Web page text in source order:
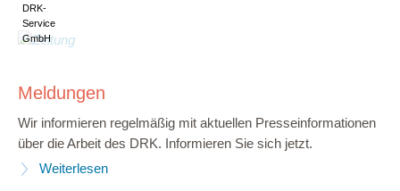
DRK-
Service
GmbH
Meldungen
Wir informieren regelmäßig mit aktuellen Presseinformationen
über die Arbeit des DRK. Informieren Sie sich jetzt.
Weiterlesen